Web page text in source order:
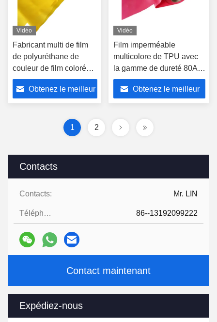
Contacts
Contacts: Mr. LIN
Téléphone: 86--13192099222
Contact maintenant
Expédiez-nous
Vidéo
Fabricant multi de film
de polyuréthane de
couleur de film coloré
imperméable de TPU
Obtenez le meilleur
Vidéo
Film imperméable
multicolore de TPU avec
la gamme de dureté 80A-
95A MOQ 500Yards
Obtenez le meilleur
1 2